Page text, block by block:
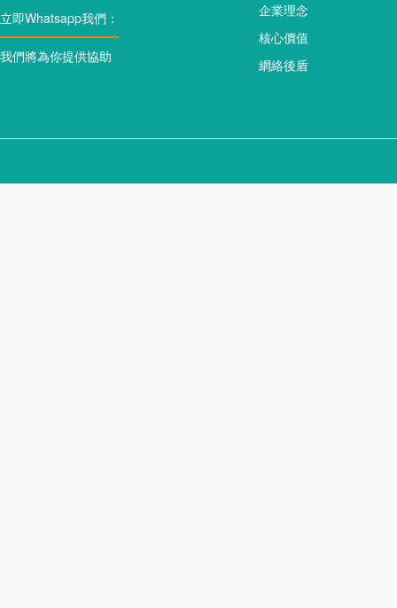
立即Whatsapp我們：
我們將為你提供協助
企業理念
核心價值
網絡後盾